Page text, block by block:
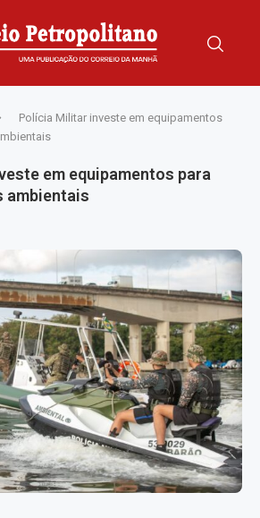
Polícia Militar investe em equipamentos
em equipamentos para
ambientais